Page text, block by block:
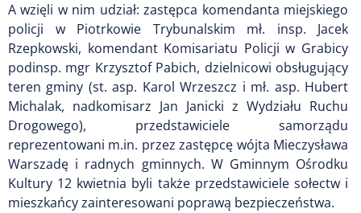
A wzięli w nim udział: zastępca komendanta miejskiego
policji w Piotrkowie Trybunalskim mł. insp. Jacek
Rzepkowski, komendant Komisariatu Policji w Grabicy
podinsp. mgr Krzysztof Pabich, dzielnicowi obsługujący
teren gminy (st. asp. Karol Wrzeszcz i mł. asp. Hubert
Michalak, nadkomisarz Jan Janicki z Wydziału Ruchu
Drogowego), przedstawiciele samorządu
reprezentowani m.in. przez zastępcę wójta Mieczysława
Warszadę i radnych gminnych. W Gminnym Ośrodku
Kultury 12 kwietnia byli także przedstawiciele sołectw i
mieszkańcy zainteresowani poprawą bezpieczeństwa.